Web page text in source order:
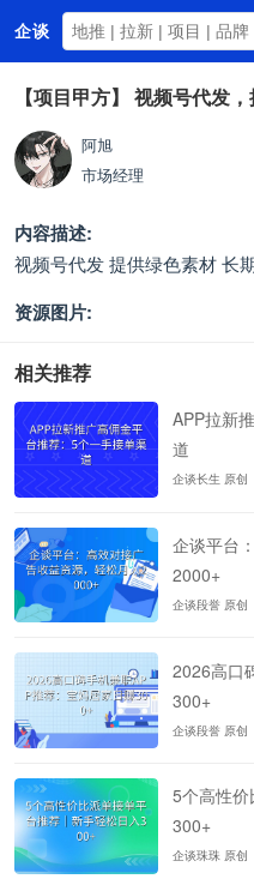
企谈
首页
商务资源
资讯动态
关于我们
【项目甲方】 视频号代发
阿旭
市场经理
内容描述:
视频号代发 提供绿色素材 长
资源图片:
相关推荐
APP拉新
道
企谈长生 原创
企谈平台
2000+
企谈段誉 原创
2026高口
300+
企谈段誉 原创
5个高性价
300+
企谈珠珠 原创